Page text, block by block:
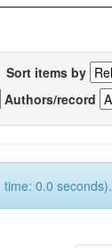
Sort items by
Authors/record
0.0 seconds).